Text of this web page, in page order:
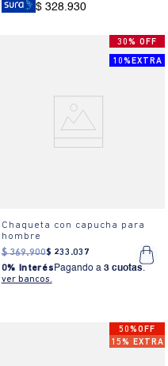
$ 328.930
30% OFF
10%EXTRA
Chaqueta con capucha para
hombre
$ 369.900$ 233 .037
0% Interés Pagando a 3 cuotas.
ver bancos.
50%OFF
15% EXTRA